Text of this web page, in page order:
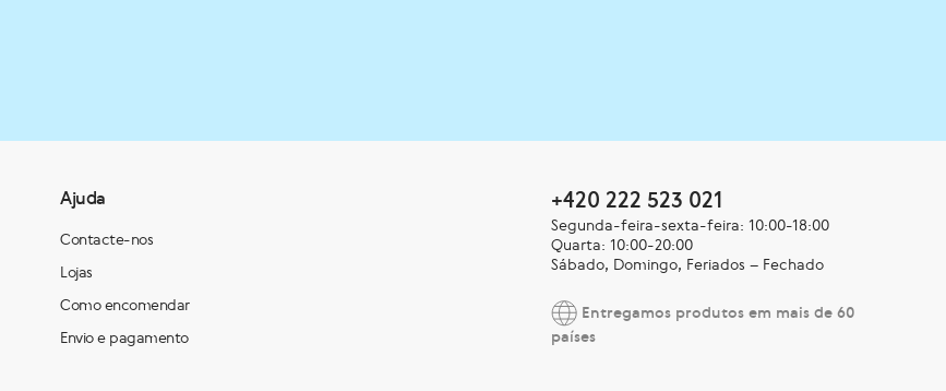
Ajuda
Contacte-nos
Lojas
Como encomendar
Envio e pagamento
+420 222 523 021
Segunda-feira-sexta-feira: 10:00-18:00
Quarta: 10:00-20:00
Sábado, Domingo, Feriados – Fechado
Entregamos produtos em mais de 60
países